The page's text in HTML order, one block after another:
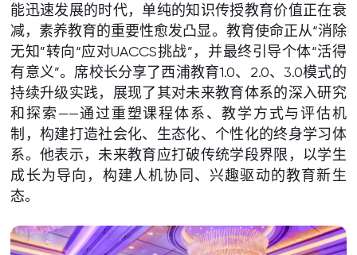
能迅速发展的时代，单纯的知识传授教育价值正在衰
减，素养教育的重要性愈发凸显。教育使命正从“消除
无知”转向“应对UACCS挑战”，并最终引导个体“活得
有意义”。席校长分享了西浦教育1.0、2.0、3.0模式的
持续升级实践，展现了其对未来教育体系的深入研究
和探索——通过重塑课程体系、教学方式与评估机
制，构建打造社会化、生态化、个性化的终身学习体
系。他表示，未来教育应打破传统学段界限，以学生
成长为导向，构建人机协同、兴趣驱动的教育新生
态。